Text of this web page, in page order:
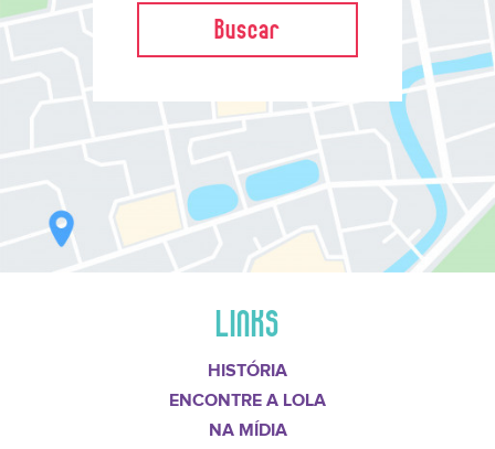
Buscar
LINKS
HISTÓRIA
ENCONTRE A LOLA
NA MÍDIA